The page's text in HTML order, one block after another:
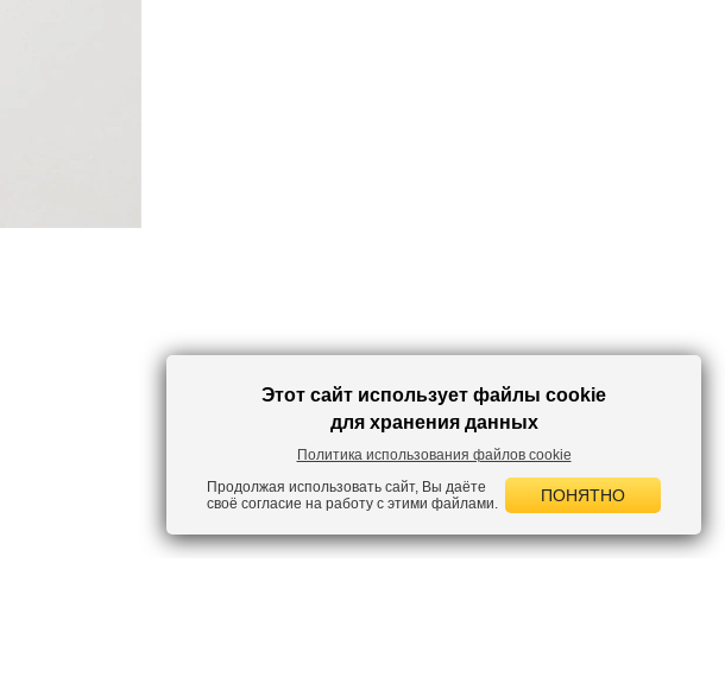
Этот сайт использует файлы cookie
для хранения данных
Политика использования файлов cookie
Продолжая использовать сайт, Вы даёте
своё согласие на работу с этими файлами.
ПОНЯТНО